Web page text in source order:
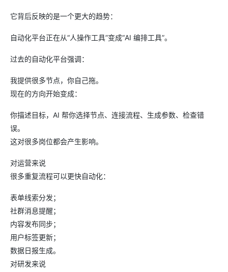
它背后反映的是一个更大的趋势：
自动化平台正在从“人操作工具”变成“AI 编排工具”。
过去的自动化平台强调：
我提供很多节点，你自己拖。
现在的方向开始变成：
你描述目标，AI 帮你选择节点、连接流程、生成参数、检查错
误。
这对很多岗位都会产生影响。
对运营来说
很多重复流程可以更快自动化：
表单线索分发；
社群消息提醒；
内容发布同步；
用户标签更新；
数据日报生成。
对研发来说